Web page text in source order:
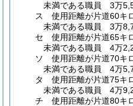
未満である職員 3万
ス
使用距離が片道60キ
未満である職員 3万
セ
使用距離が片道65キ
未満である職員 4万
ソ
使用距離が片道70キ
未満である職員 4万
タ
使用距離が片道75キ
未満である職員 4万
チ
使用距離が片道80キ